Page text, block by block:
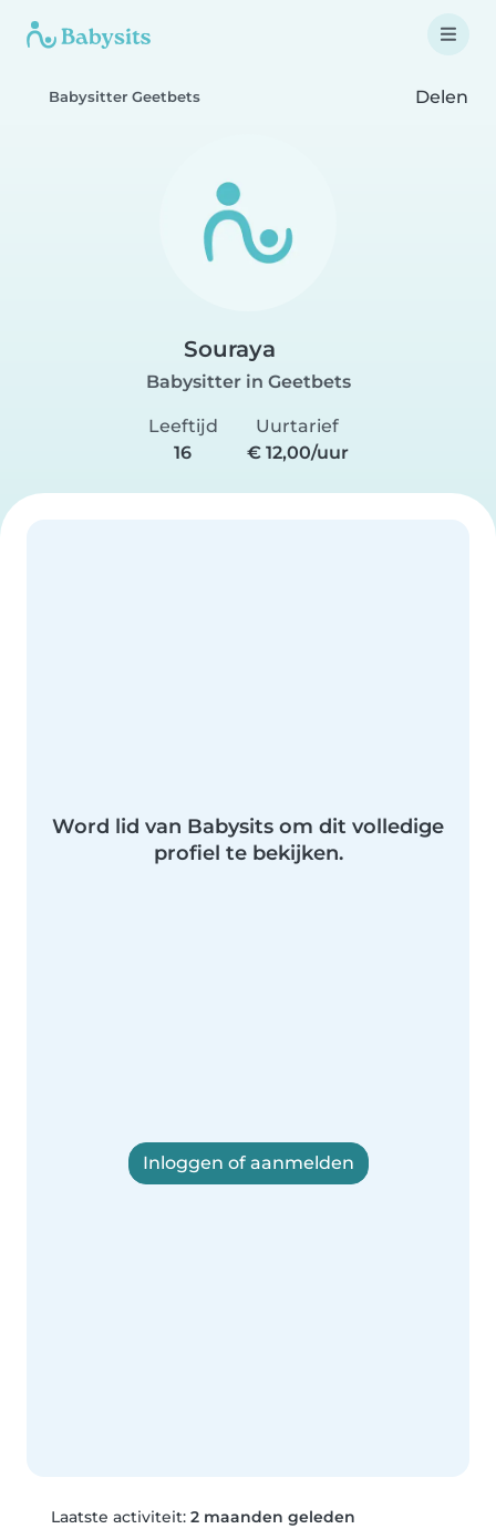
Babysitter Geetbets Delen
Souraya
Babysitter in Geetbets
Leeftijd
16
Uurtarief
€ 12,00/uur
Word lid van Babysits om dit volledige
profiel te bekijken.
Inloggen of aanmelden
Laatste activiteit: 2 maanden geleden